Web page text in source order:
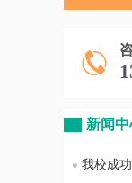
新闻
我校成功举